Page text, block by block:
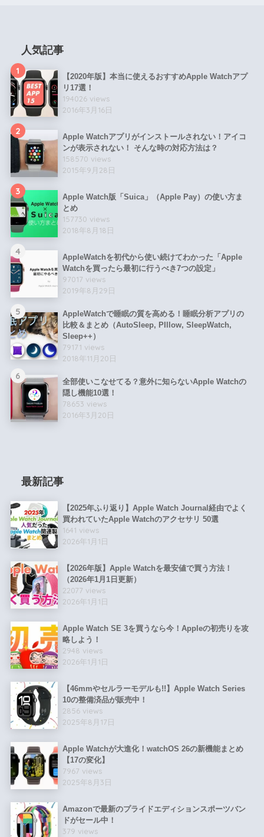
人気記事
1
【2020年版】本当に使えるおすすめApple Watchアプ
リ17選！
194026 views
2016年3月16日
2
Apple Watchアプリがインストールされない！アイコ
ンが表示されない！ そんな時の対応方法は？
158570 views
2015年9月28日
3
Apple Watch版「Suica」（Apple Pay）の使い方ま
とめ
157730 views
2018年8月18日
4
AppleWatchを初代から使い続けてわかった「Apple
Watchを買ったら最初に行うべき7つの設定」
97017 views
2019年8月29日
5
AppleWatchで睡眠の質を高める！睡眠分析アプリの
比較＆まとめ（AutoSleep, PIllow, SleepWatch,
Sleep++）
79171 views
2018年11月20日
6
全部使いこなせてる？意外に知らないApple Watchの
隠し機能10選！
78653 views
2016年3月20日
最新記事
【2025年ふり返り】Apple Watch Journal経由でよく
買われていたApple Watchのアクセサリ 50選
1641 views
2026年1月1日
【2026年版】Apple Watchを最安値で買う方法！
（2026年1月1日更新）
22077 views
2026年1月1日
Apple Watch SE 3を買うなら今！Appleの初売りを攻
略しよう！
2948 views
2026年1月1日
【46mmやセルラーモデルも!!】Apple Watch Series
10の整備済品が販売中！
2856 views
2025年8月17日
Apple Watchが大進化！watchOS 26の新機能まとめ
【17の変化】
7967 views
2025年8月3日
Amazonで最新のプライドエディションスポーツバン
ドがセール中！
379 views